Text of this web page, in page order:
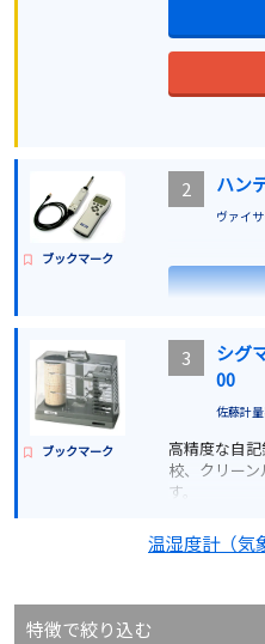
ブックマーク
2 ハン
ヴァイ
ブックマーク
3
シグ
00
佐藤計
高精度な自
校、クリー
す。
温湿度計（気
特徴で絞り込む